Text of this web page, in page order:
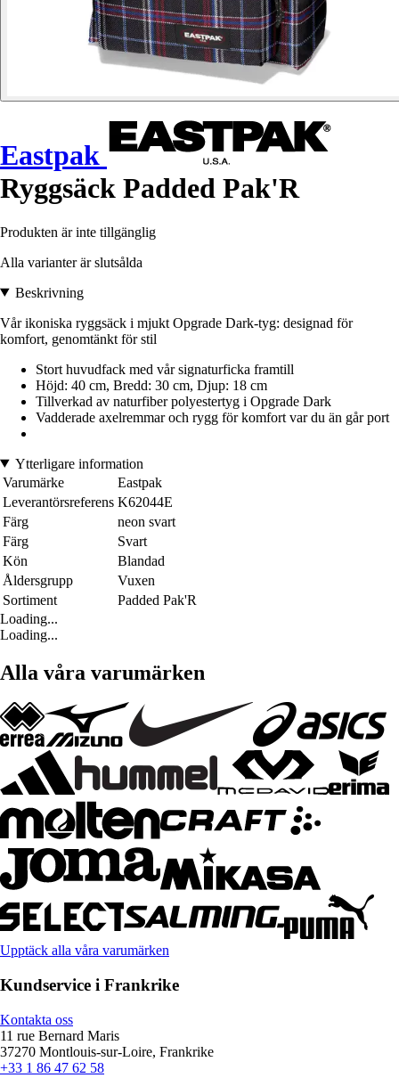
Eastpak
Ryggsäck Padded Pak'R
Produkten är inte tillgänglig
Alla varianter är slutsålda
Beskrivning
Vår ikoniska ryggsäck i mjukt Opgrade Dark-tyg: designad för
komfort, genomtänkt för stil
Stort huvudfack med vår signaturficka framtill
Höjd: 40 cm, Bredd: 30 cm, Djup: 18 cm
Tillverkad av naturfiber polyestertyg i Opgrade Dark
Vadderade axelremmar och rygg för komfort var du än går port
Ytterligare information
Varumärke
Eastpak
Leverantörsreferens K62044E
Färg
neon svart
Färg
Svart
Kön
Blandad
Åldersgrupp
Vuxen
Sortiment
Padded Pak'R
Loading...
Loading...
Alla våra varumärken
Upptäck alla våra varumärken
Kundservice i Frankrike
Kontakta oss
11 rue Bernard Maris
37270 Montlouis-sur-Loire, Frankrike
+33 1 86 47 62 58